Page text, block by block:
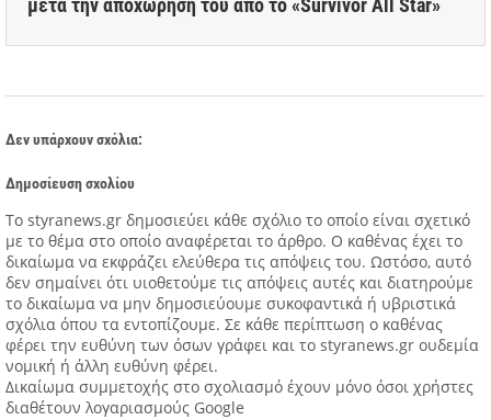
μετά την αποχώρησή του από το «Survivor All Star»
Δεν υπάρχουν σχόλια:
Δημοσίευση σχολίου
Tο styranews.gr δημοσιεύει κάθε σχόλιο το οποίο είναι σχετικό
με το θέμα στο οποίο αναφέρεται το άρθρο. Ο καθένας έχει το
δικαίωμα να εκφράζει ελεύθερα τις απόψεις του. Ωστόσο, αυτό
δεν σημαίνει ότι υιοθετούμε τις απόψεις αυτές και διατηρούμε
το δικαίωμα να μην δημοσιεύουμε συκοφαντικά ή υβριστικά
σχόλια όπου τα εντοπίζουμε. Σε κάθε περίπτωση ο καθένας
φέρει την ευθύνη των όσων γράφει και το styranews.gr ουδεμία
νομική ή άλλη ευθύνη φέρει.
Δικαίωμα συμμετοχής στο σχολιασμό έχουν μόνο όσοι χρήστες
διαθέτουν λογαριασμούς Google